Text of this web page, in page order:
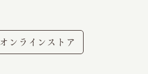
オンラインストア